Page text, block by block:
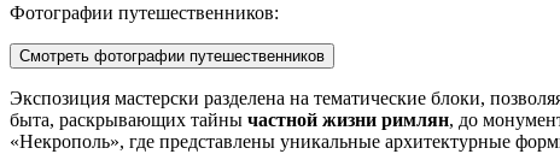
Фотографии путешественников:
Смотреть фотографии путешественников
Экспозиция мастерски разделена на тематические блоки,
быта, раскрывающих тайны частной жизни римлян, до
«Некрополь», где представлены уникальные архитектурные